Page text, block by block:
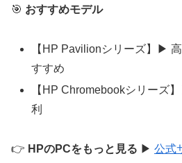
🎯 おすすめモデル
【HP Pavilionシリーズ】▶
すすめ
【HP Chromebookシリーズ
利
👉 HPのPCをもっと見る ▶ 公式